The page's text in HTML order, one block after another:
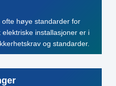
høye standarder for
installasjoner er i
og standarder.